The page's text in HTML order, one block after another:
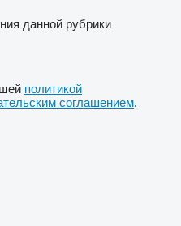
данной рубрики
политикой
соглашением.